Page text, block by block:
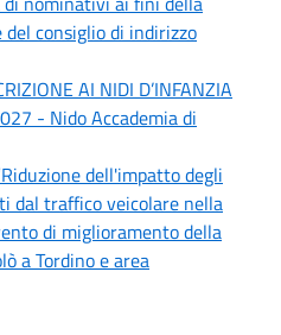
consiglio di indirizzo
AI NIDI D’INFANZIA
- Nido Accademia di
dell'impatto degli
dal traffico veicolare nella
di miglioramento della
a Tordino e area